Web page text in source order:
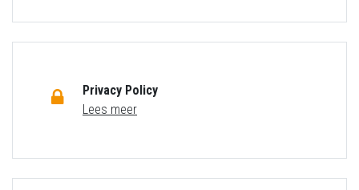
Privacy Policy
Lees meer